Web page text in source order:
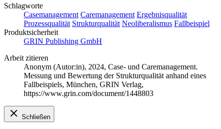
Schlagworte
Casemanagement Caremanagement Ergebnisqualität
Prozessqualität Strukturqualität Neoliberalismus Fallbeispiel
Produktsicherheit
GRIN Publishing GmbH
Arbeit zitieren
Anonym (Autor:in), 2024, Case- und Caremanagement.
Messung und Bewertung der Strukturqualität anhand eines
Fallbeispiels, München, GRIN Verlag,
https://www.grin.com/document/1448803
Schließen